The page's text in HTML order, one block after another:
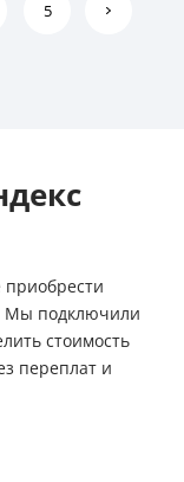
5
Мы подключили
стоимость
переплат и